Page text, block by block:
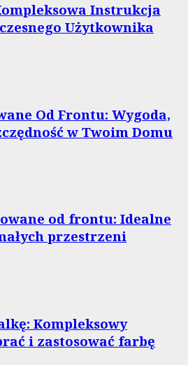
Instrukcja
Użytkownika
Od Frontu: Wygoda,
w Twoim Domu
od frontu: Idealne
przestrzeni
Kompleksowy
i zastosować farbę